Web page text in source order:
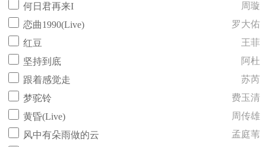
何日君再来I
周璇
恋曲1990(Live)
罗大佑
红豆
王菲
坚持到底
阿杜
跟着感觉走
苏芮
梦驼铃
费玉清
黄昏(Live)
周传雄
风中有朵雨做的云
孟庭苇